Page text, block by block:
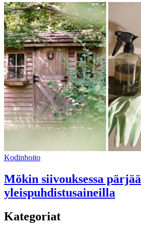
Kodinhoito
Mökin siivouksessa pärjää
yleispuhdistusaineilla
Kategoriat